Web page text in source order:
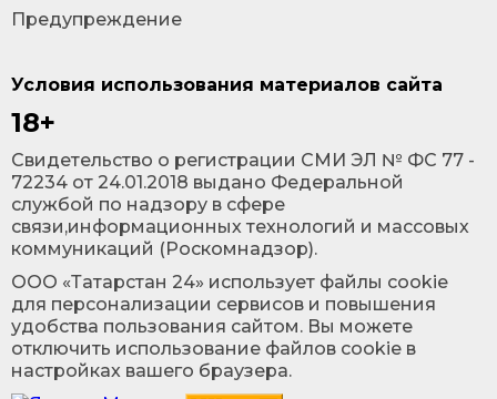
Условия использования материалов сайта
18+
Cвидетельство о регистрации СМИ ЭЛ № ФС 77 -
72234 от 24.01.2018 выдано Федеральной
службой по надзору в сфере
связи,информационных технологий и массовых
коммуникаций (Роскомнадзор).
ООО «Татарстан 24» использует файлы cookie
для персонализации сервисов и повышения
удобства пользования сайтом. Вы можете
отключить использование файлов cookie в
настройках вашего браузера.
Предупреждение